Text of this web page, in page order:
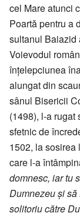
cel Mare atunci
Poartă pentru a
sultanul Baiazid
Voievodul
înțelepciunea
alungat din
sânul Bisericii
(1498), l-a rugat
sfetnic de
1502, la sosirea
care l-a
domnesc, iar tu
Dumnezeu și
solitoriu către